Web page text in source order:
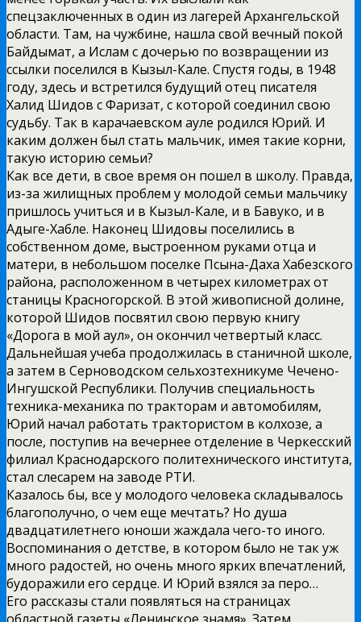
спецзаключенных в один из лагерей Архангельской
области. Там, на чужбине, нашла свой вечный покой
Байдымат, а Ислам с дочерью по возвращении из
ссылки поселился в Кызыл-Кале. Спустя годы, в 1948
году, здесь и встретился будущий отец писателя
Халид Шидов с Фаризат, с которой соединил свою
судьбу. Так в карачаевском ауле родился Юрий. И
каким должен был стать мальчик, имея такие корни,
такую историю семьи?
Как все дети, в свое время он пошел в школу. Правда,
из-за жилищных проблем у молодой семьи мальчику
пришлось учиться и в Кызыл-Кале, и в Бавуко, и в
Адыге-Хабле. Наконец Шидовы поселились в
собственном доме, выстроенном руками отца и
матери, в небольшом поселке Псына-Даха Хабезского
района, расположенном в четырех километрах от
станицы Красногорской. В этой живописной долине,
которой Шидов посвятил свою первую книгу
«Дорога в мой аул», он окончил четвертый класс.
Дальнейшая учеба продолжилась в станичной школе,
а затем в Серноводском сельхозтехникуме Чечено-
Ингушской Республики. Получив специальность
техника-механика по тракторам и автомобилям,
Юрий начал работать трактористом в колхозе, а
после, поступив на вечернее отделение в Черкесский
филиал Краснодарского политехнического института,
стал слесарем на заводе РТИ.
Казалось бы, все у молодого человека складывалось
благополучно, о чем еще мечтать? Но душа
двадцатилетнего юноши жаждала чего-то иного.
Воспоминания о детстве, в котором было не так уж
много радостей, но очень много ярких впечатлений,
будоражили его сердце. И Юрий взялся за перо…
Его рассказы стали появляться на страницах